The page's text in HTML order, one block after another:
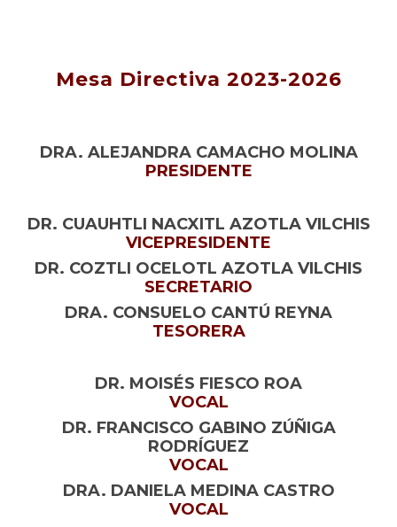
Mesa Directiva 2023-2026
DRA. ALEJANDRA CAMACHO MOLINA
PRESIDENTE
DR. CUAUHTLI NACXITL AZOTLA VILCHIS
VICEPRESIDENTE
DR. COZTLI OCELOTL AZOTLA VILCHIS
SECRETARIO
DRA. CONSUELO CANTÚ REYNA
TESORERA
DR. MOISÉS FIESCO ROA
VOCAL
DR. FRANCISCO GABINO ZÚÑIGA
RODRÍGUEZ
VOCAL
DRA. DANIELA MEDINA CASTRO
VOCAL